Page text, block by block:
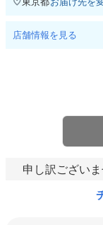
店舗情報を見る
申し訳ござい